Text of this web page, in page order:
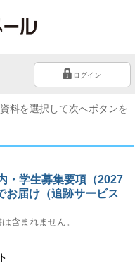
ログイン
料を選択して次へボタンを
・学生募集要項（2027
届け（追跡サービス
含まれません。